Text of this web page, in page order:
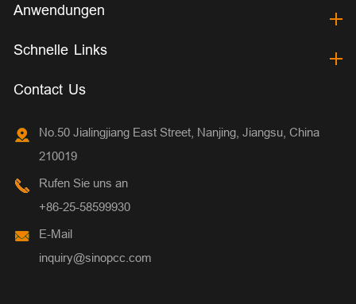
Anwendungen
Schnelle Links
Contact Us
No.50 Jialingjiang East Street, Nanjing, Jiangsu, China
210019
Rufen Sie uns an
+86-25-58599930
E-Mail
inquiry@sinopcc.com